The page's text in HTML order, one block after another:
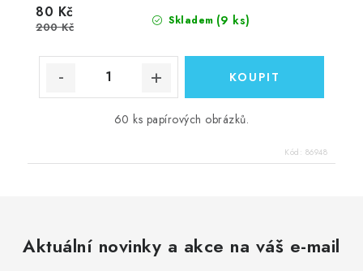
Skladem (9 ks)
80 Kč
200 Kč
60 ks papírových obrázků.
Kód: 86948
Aktuální novinky a akce na váš e-mail